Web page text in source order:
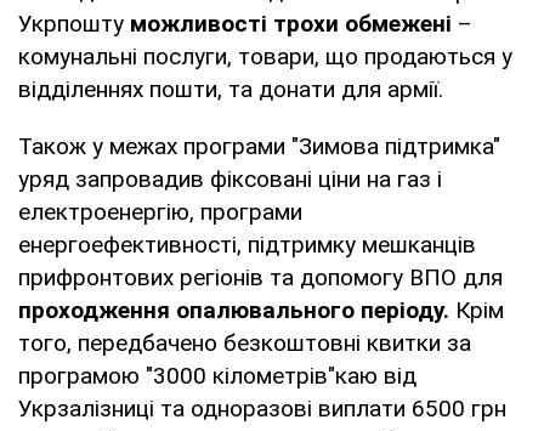
Укрпошту можливості трохи обмежені –
комунальні послуги, товари, що продаються у
відділеннях пошти, та донати для армії.
Також у межах програми "Зимова підтримка"
уряд запровадив фіксовані ціни на газ і
електроенергію, програми
енергоефективності, підтримку мешканців
прифронтових регіонів та допомогу ВПО для
проходження опалювального періоду. Крім
того, передбачено безкоштовні квитки за
програмою "3000 кілометрів"каю від
Укрзалізниці та одноразові виплати 6500 грн